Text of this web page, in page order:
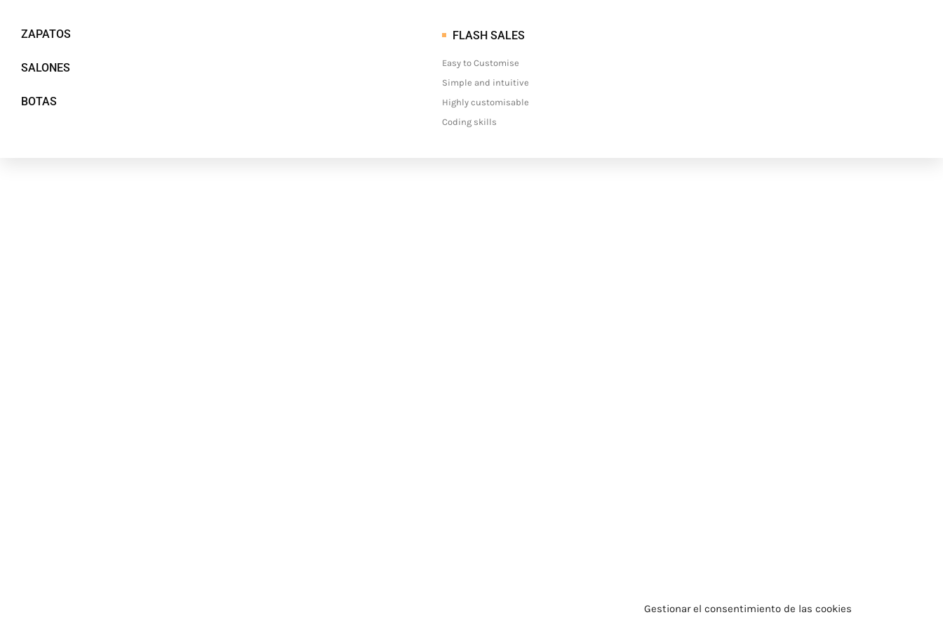
Gestionar el consentimiento de las cookies
ZAPATOS
SALONES
BOTAS
FLASH SALES
Easy to Customise
Simple and intuitive
Highly customisable
Coding skills